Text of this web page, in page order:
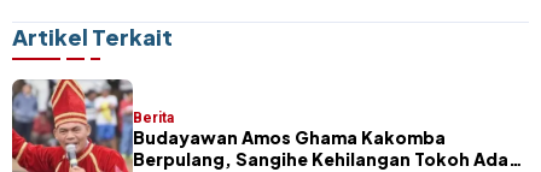
Artikel Terkait
Berita
Budayawan Amos Ghama Kakomba
Berpulang, Sangihe Kehilangan Tokoh Adat